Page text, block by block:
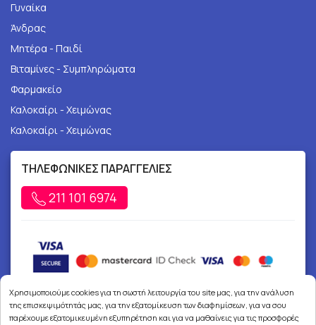
Γυναίκα
Άνδρας
Μητέρα - Παιδί
Βιταμίνες - Συμπληρώματα
Φαρμακείο
Καλοκαίρι - Χειμώνας
Καλοκαίρι - Χειμώνας
ΤΗΛΕΦΩΝΙΚΕΣ ΠΑΡΑΓΓΕΛΙΕΣ
211 101 6974
Χρησιμοποιούμε cookies για τη σωστή λειτουργία του site μας, για την ανάλυση
της επισκεψιμότητάς μας, για την εξατομίκευση των διαφημίσεων, για να σου
παρέχουμε εξατομικευμένη εξυπηρέτηση και για να μαθαίνεις για τις προσφορές